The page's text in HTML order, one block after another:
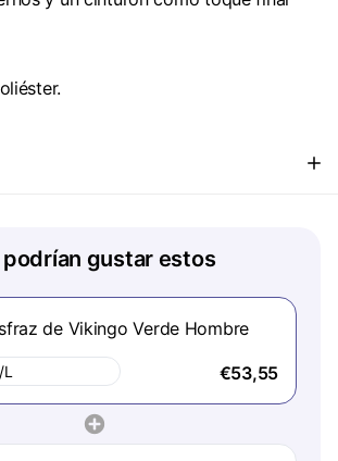
gustar estos
de Vikingo Verde Hombre
€53,55